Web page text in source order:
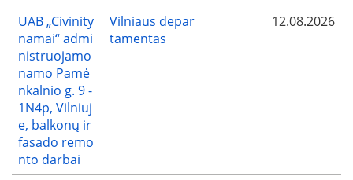
UAB „Civinity
namai“ admi
nistruojamo
namo Pamė
nkalnio g. 9 -
1N4p, Vilniuj
e, balkonų ir
fasado remo
nto darbai
Vilniaus depar
tamentas
12.08.2026